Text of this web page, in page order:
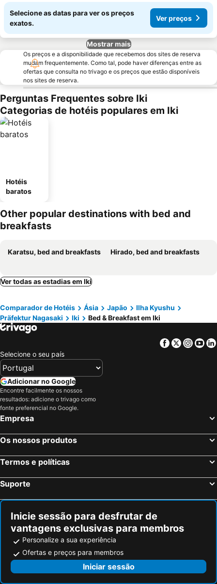
Selecione as datas para ver os preços
exatos.
Ver preços
Mostrar mais
Os preços e a disponibilidade que recebemos dos sites de reserva
mudam frequentemente. Como tal, pode haver diferenças entre as
ofertas que consulta no trivago e os preços que estão disponíveis
nos sites de reserva.
Perguntas Frequentes sobre Iki
Categorias de hotéis populares em Iki
Hotéis
baratos
Other popular destinations with bed and
breakfasts
Karatsu, bed and breakfasts Hirado, bed and breakfasts
Ver todas as estadias em Iki
Comparador de Hotéis Ásia Japão
Ilha Kyushu
Präfektur Nagasaki
Iki Bed & Breakfast em Iki
Facebook
Twitter
Selecione o seu país
Adicionar no Google
Encontre facilmente os nossos
resultados: adicione o trivago como
fonte preferencial no Google.
Empresa
Os nossos produtos
Termos e políticas
Suporte
Inicie sessão para desfrutar de
vantagens exclusivas para membros
Personalize a sua experiência
Ofertas e preços para membros
Iniciar sessão